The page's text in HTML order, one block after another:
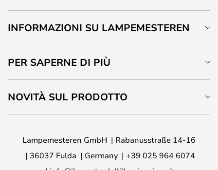
INFORMAZIONI SU LAMPEMESTEREN
PER SAPERNE DI PIÙ
NOVITÀ SUL PRODOTTO
Lampemesteren GmbH
Rabanusstraße 14-16
36037 Fulda
Germany
+39 025 964 6074